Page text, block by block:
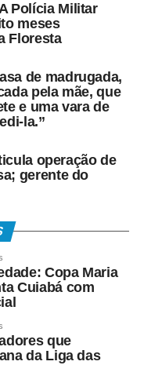
Polícia Militar
meses
Floresta
de madrugada,
pela mãe, que
e uma vara de
la.”
operação de
gerente do
Copa Maria
Cuiabá com
que
da Liga das